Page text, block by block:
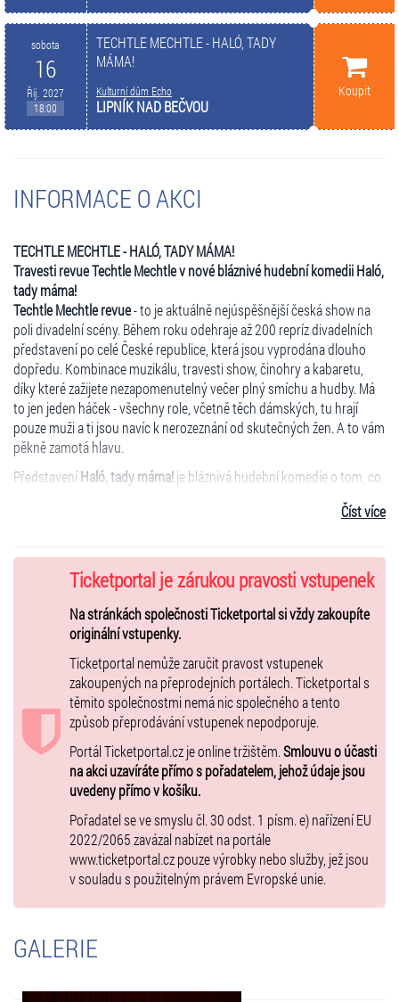
sobota
16
Říj. 2027
18:00
TECHTLE MECHTLE - HALÓ, TADY
MÁMA!
Kulturní dům Echo
LIPNÍK NAD BEČVOU
Koupit
INFORMACE O AKCI
TECHTLE MECHTLE - HALÓ, TADY MÁMA!
Travesti revue Techtle Mechtle v nové bláznivé hudební komedii Haló,
tady máma!
Techtle Mechtle revue- to je aktuálně nejúspěšnější česká show na
poli divadelní scény. Během roku odehraje až 200 repríz divadelních
představení po celé České republice, která jsou vyprodána dlouho
dopředu. Kombinace muzikálu, travesti show, činohry a kabaretu,
díky které zažijete nezapomenutelný večer plný smíchu a hudby. Má
to jen jeden háček - všechny role, včetně těch dámských, tu hrají
pouze muži a ti jsou navíc k nerozeznání od skutečných žen. A to vám
pěkně zamotá hlavu.
PředstaveníHaló, tady máma!je bláznivá hudební komedie o tom, co
31. narozeniny a rozhodne se představit své excentrické matce svou
nadšená a rozhodne se, že Danovi a jeho nastávající ukáže, jak se
správně starat o jejího synáčka. Když se tchyně nastěhuje k mladému
páru a začne jim "vylepšovat" život, začíná hotové peklo plné hudby,
smíchu a bláznivých situací.
Diváci se mohou těšit na energický příběh plný nečekaných zvratů,
vtipných písniček a jedné velmi rozhodné mámy, která (možná)
nakonec zjistí, že každý má právo žít po svém. Tahle komedie vám
ukáže, že rodina může být trochu bláznivá, ale láska si nakonec najde
cestu - a to vše s humorem a úsměvem na rtech. Poznáte se v tomhle
šíleném příběhu i vy sami?
Premiéra: 29.05.2026
Více informací najdete nawww.techtlemechtlerevue.cznebo na
Facebooku:Techtle Mechtle revue
Zvýhodněný předprodej! Pokud nebude vyprodáno, v den konání se
cena vstupného zvyšuje o rovných 50 Kč.
Vstupenky můžete zakoupit online přímo na ticketportal.cz -
Sleva 50% pro vozíčkáře, pro držitele průkazu ZTP/P a pro doprovod
ZTP/P (jedna osoba) - na prodejních místech Ticketportal i přímo na
umožňuje, je sleva nahrazena vstupenkami "ZTP/P", které umožňují
Číst více
Ticketportal je zárukou pravosti vstupenek
Na stránkách společnosti Ticketportal si vždy zakoupíte
originální vstupenky.
Ticketportal nemůže zaručit pravost vstupenek
zakoupených na přeprodejních portálech. Ticketportal s
těmito společnostmi nemá nic společného a tento
způsob přeprodávání vstupenek nepodporuje.
Portál Ticketportal.cz je online tržištěm.Smlouvu o účasti
na akci uzavíráte přímo s pořadatelem, jehož údaje jsou
uvedeny přímo v košíku.
Pořadatel se ve smyslu čl. 30 odst. 1 písm. e) nařízení EU
2022/2065 zavázal nabízet na portále
www.ticketportal.cz pouze výrobky nebo služby, jež jsou
v souladu s použitelným právem Evropské unie.
GALERIE